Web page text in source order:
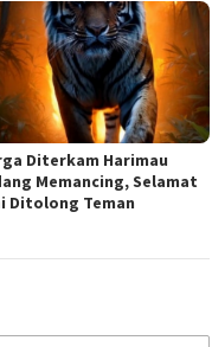
Diterkam Harimau
Memancing, Selamat
Ditolong Teman